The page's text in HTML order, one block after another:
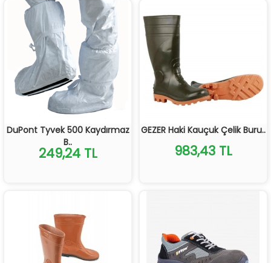
DuPont Tyvek 500 Kaydırmaz
B..
249,24 TL
GEZER Haki Kauçuk Çelik Buru..
983,43 TL